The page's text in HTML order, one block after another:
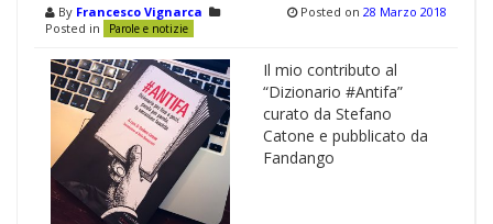
By Francesco Vignarca
Posted in
Parole e notizie
Posted on 28 Marzo 2018
Il mio contributo al
“Dizionario #Antifa”
curato da Stefano
Catone e pubblicato da
Fandango